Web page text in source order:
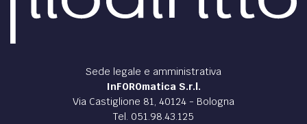
Sede legale e amministrativa
InFOROmatica S.r.l.
Via Castiglione 81, 40124 - Bologna
Tel. 051.98.43.125